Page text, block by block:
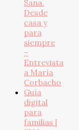
Sana.
Desde
casa y
para
siempre
–
Entrevista
a María
Corbacho
Guía
digital
para
familias |